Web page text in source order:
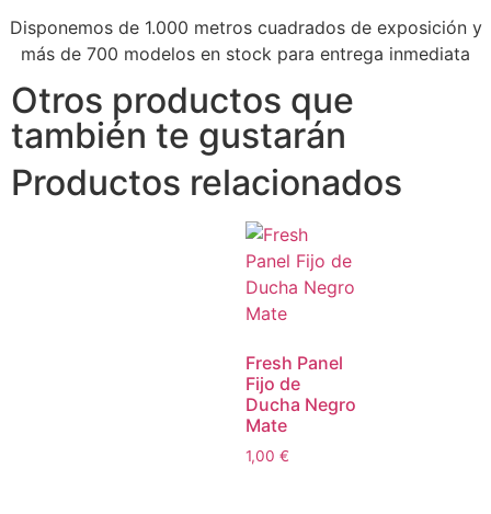
Disponemos de 1.000 metros cuadrados de exposición y
más de 700 modelos en stock para entrega inmediata
Otros productos que
también te gustarán
Productos relacionados
Fresh Panel
Fijo de
Ducha Negro
Mate
1,00 €